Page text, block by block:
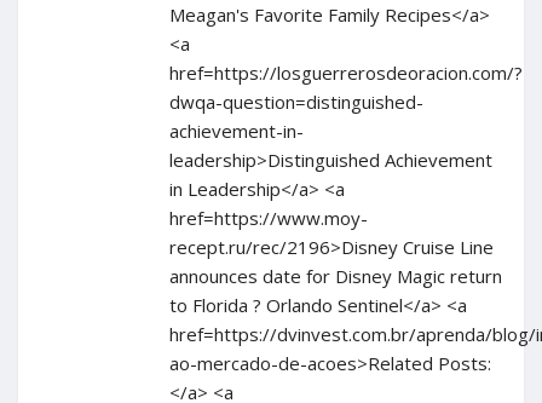
Meagan's Favorite Family Recipes</a>
<a
href=https://losguerrerosdeoracion.com/?
dwqa-question=distinguished-
achievement-in-
leadership>Distinguished Achievement
in Leadership</a> <a
href=https://www.moy-
recept.ru/rec/2196>Disney Cruise Line
announces date for Disney Magic return
to Florida ? Orlando Sentinel</a> <a
href=https://dvinvest.com.br/aprenda/blog/
ao-mercado-de-acoes>Related Posts:
</a> <a